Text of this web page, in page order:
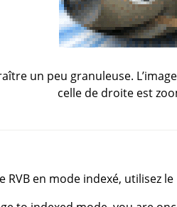
un peu granuleuse.
celle de droite est
en mode indexé, utilisez le